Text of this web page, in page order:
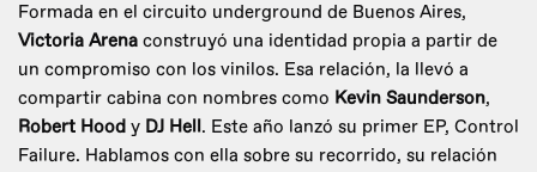
Formada en el circuito underground de Buenos Aires,
Victoria Arena construyó una identidad propia a partir de
un compromiso con los vinilos. Esa relación, la llevó a
compartir cabina con nombres como Kevin Saunderson,
Robert Hood y DJ Hell. Este año lanzó su primer EP, Control
Failure. Hablamos con ella sobre su recorrido, su relación